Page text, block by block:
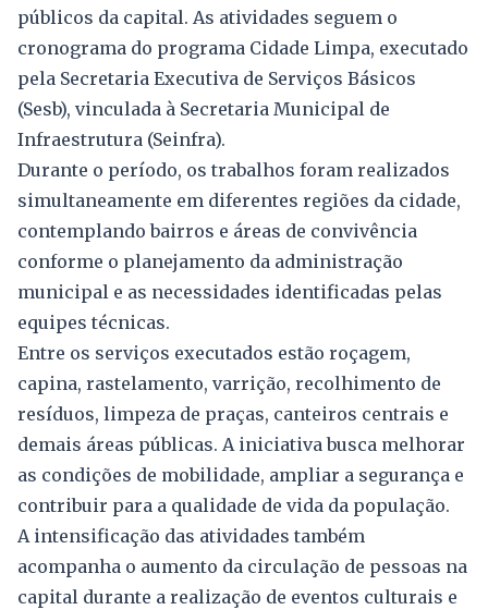
públicos da capital. As atividades seguem o
cronograma do programa Cidade Limpa, executado
pela Secretaria Executiva de Serviços Básicos
(Sesb), vinculada à Secretaria Municipal de
Infraestrutura (Seinfra).
Durante o período, os trabalhos foram realizados
simultaneamente em diferentes regiões da cidade,
contemplando bairros e áreas de convivência
conforme o planejamento da administração
municipal e as necessidades identificadas pelas
equipes técnicas.
Entre os serviços executados estão roçagem,
capina, rastelamento, varrição, recolhimento de
resíduos, limpeza de praças, canteiros centrais e
demais áreas públicas. A iniciativa busca melhorar
as condições de mobilidade, ampliar a segurança e
contribuir para a qualidade de vida da população.
A intensificação das atividades também
acompanha o aumento da circulação de pessoas na
capital durante a realização de eventos culturais e